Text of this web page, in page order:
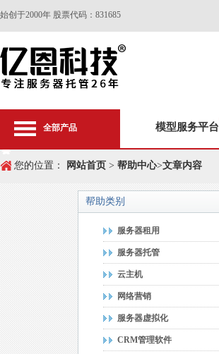
始创于2000年 股票代码：831685
全部产品 模型服务平台
您的位置： 网站首页 > 帮助中心>文章内容
帮助类别
服务器租用
服务器托管
云主机
网络营销
服务器虚拟化
CRM管理软件